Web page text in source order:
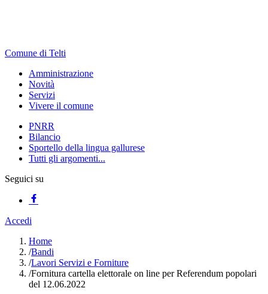
Comune di Telti
Amministrazione
Novità
Servizi
Vivere il comune
PNRR
Bilancio
Sportello della lingua gallurese
Tutti gli argomenti...
Seguici su
Accedi
Home
/Bandi
/Lavori Servizi e Forniture
/Fornitura cartella elettorale on line per Referendum popolari
del 12.06.2022